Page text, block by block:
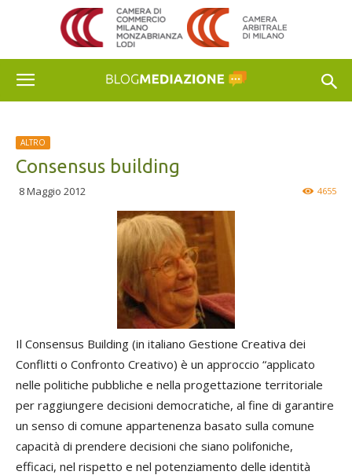
ALTRO
Consensus building
8 Maggio 2012 4655
Il Consensus Building (in italiano Gestione Creativa dei
Conflitti o Confronto Creativo) è un approccio “applicato
nelle politiche pubbliche e nella progettazione territoriale
per raggiungere decisioni democratiche, al fine di garantire
un senso di comune appartenenza basato sulla comune
capacità di prendere decisioni che siano polifoniche,
efficaci, nel rispetto e nel potenziamento delle identità